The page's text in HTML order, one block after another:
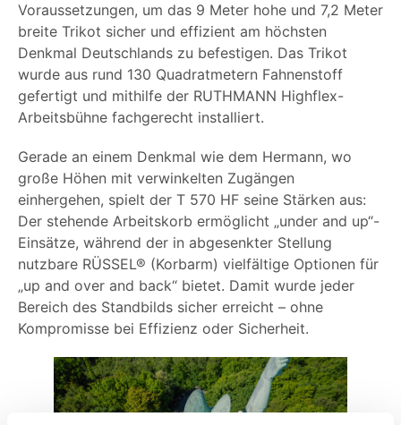
Voraussetzungen, um das 9 Meter hohe und 7,2 Meter
breite Trikot sicher und effizient am höchsten
Denkmal Deutschlands zu befestigen. Das Trikot
wurde aus rund 130 Quadratmetern Fahnenstoff
gefertigt und mithilfe der RUTHMANN Highflex-
Arbeitsbühne fachgerecht installiert.
Gerade an einem Denkmal wie dem Hermann, wo
große Höhen mit verwinkelten Zugängen
einhergehen, spielt der T 570 HF seine Stärken aus:
Der stehende Arbeitskorb ermöglicht „under and up“-
Einsätze, während der in abgesenkter Stellung
nutzbare RÜSSEL® (Korbarm) vielfältige Optionen für
„up and over and back“ bietet. Damit wurde jeder
Bereich des Standbilds sicher erreicht – ohne
Kompromisse bei Effizienz oder Sicherheit.